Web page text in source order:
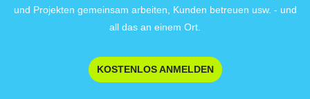
und Projekten gemeinsam arbeiten, Kunden betreuen usw. - und
all das an einem Ort.
KOSTENLOS ANMELDEN